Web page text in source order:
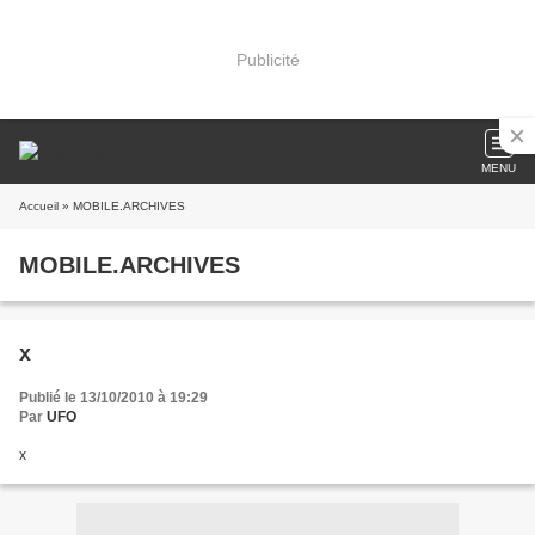
Publicité
MENU
Accueil » MOBILE.ARCHIVES
MOBILE.ARCHIVES
x
Publié le 13/10/2010 à 19:29
Par UFO
x